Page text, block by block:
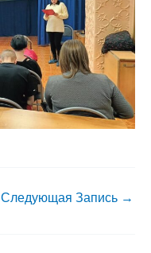
Следующая Запись →